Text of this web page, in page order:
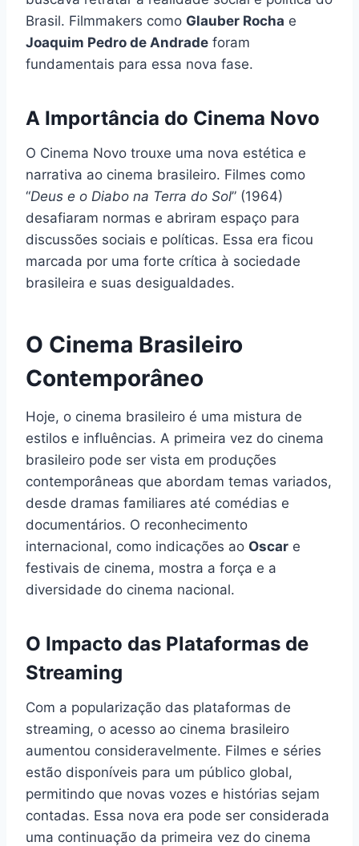
Brasil. Filmmakers como Glauber Rocha e
Joaquim Pedro de Andrade foram
fundamentais para essa nova fase.
A Importância do Cinema Novo
O Cinema Novo trouxe uma nova estética e
narrativa ao cinema brasileiro. Filmes como
“Deus e o Diabo na Terra do Sol” (1964)
desafiaram normas e abriram espaço para
discussões sociais e políticas. Essa era ficou
marcada por uma forte crítica à sociedade
brasileira e suas desigualdades.
O Cinema Brasileiro
Contemporâneo
Hoje, o cinema brasileiro é uma mistura de
estilos e influências. A primeira vez do cinema
brasileiro pode ser vista em produções
contemporâneas que abordam temas variados,
desde dramas familiares até comédias e
documentários. O reconhecimento
internacional, como indicações ao Oscar e
festivais de cinema, mostra a força e a
diversidade do cinema nacional.
O Impacto das Plataformas de
Streaming
Com a popularização das plataformas de
streaming, o acesso ao cinema brasileiro
aumentou consideravelmente. Filmes e séries
estão disponíveis para um público global,
permitindo que novas vozes e histórias sejam
contadas. Essa nova era pode ser considerada
uma continuação da primeira vez do cinema